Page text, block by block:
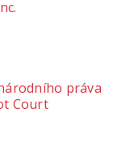
práva
Court